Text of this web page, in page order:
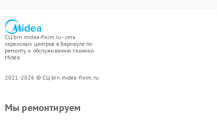
СЦ brn.midea-fixim.ru - сеть
сервисных центров в Барнауле по
ремонту и обслуживанию техники
Midea
2021-2026 © СЦ brn.midea-fixim.ru
Мы ремонтируем